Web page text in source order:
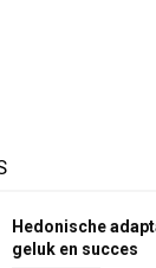
Hedonische
geluk en succes